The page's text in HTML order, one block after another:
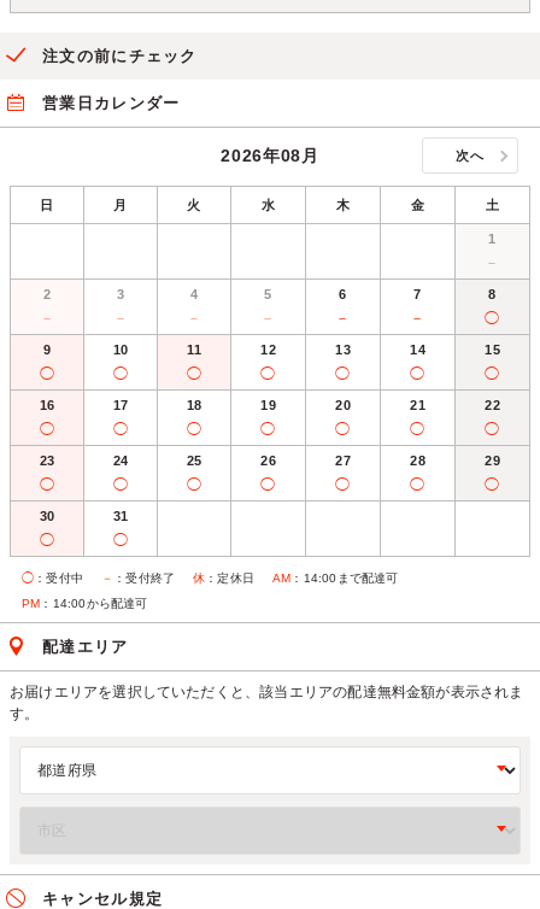
注文の前にチェック
営業日カレンダー
2026年08月 次へ
日 月 火 水 木 金 土
1
－
2
－
3
－
4
－
5
－
6
－
7
－
8
◯
9
◯
10
◯
11
◯
12
◯
13
◯
14
◯
15
◯
16
◯
17
◯
18
◯
19
◯
20
◯
21
◯
22
◯
23
◯
24
◯
25
◯
26
◯
27
◯
28
◯
29
◯
30
◯
31
◯
◯ ：受付中 － ：受付終了 休 ：定休日 AM ：14:00まで配達可
PM ：14:00から配達可
配達エリア
お届けエリアを選択していただくと、該当エリアの配達無料金額が表示されま
す。
キャンセル規定